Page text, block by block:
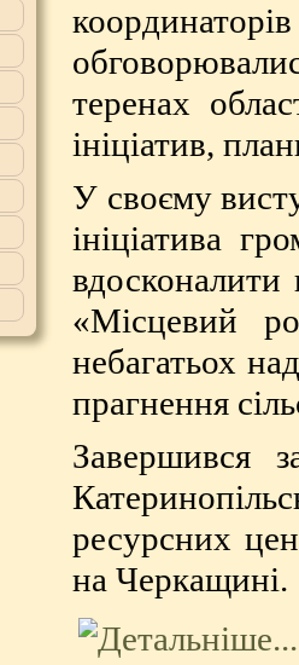
теренах
ініціатив,
У своєму
ініціатива
«Місцевий
небагатьох
прагнення
Завершився
ресурсних
на Черкащині.